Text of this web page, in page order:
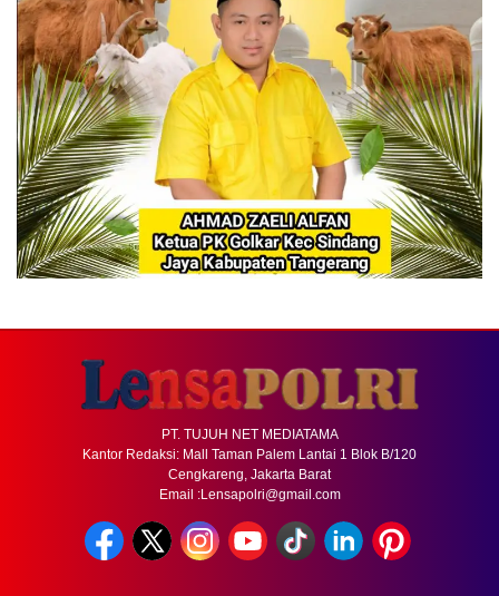
PT. TUJUH NET MEDIATAMA
Kantor Redaksi: Mall Taman Palem Lantai 1 Blok B/120
Cengkareng, Jakarta Barat
Email :Lensapolri@gmail.com